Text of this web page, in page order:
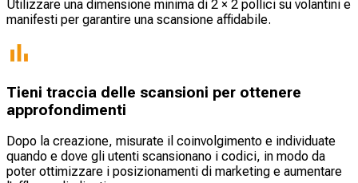
Utilizzare una dimensione minima di 2 × 2 pollici su volantini e
manifesti per garantire una scansione affidabile.
Tieni traccia delle scansioni per ottenere
approfondimenti
Dopo la creazione, misurate il coinvolgimento e individuate
quando e dove gli utenti scansionano i codici, in modo da
poter ottimizzare i posizionamenti di marketing e aumentare